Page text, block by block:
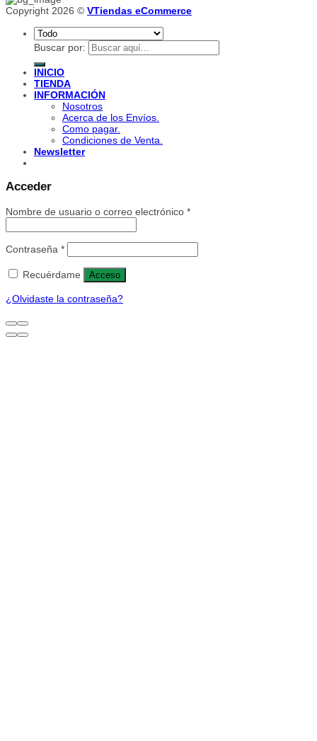
Copyright 2026 © VTiendas eCommerce
Buscar por:
INICIO
TIENDA
INFORMACIÓN
Nosotros
Acerca de los Envíos.
Como pagar.
Condiciones de Venta.
Newsletter
Acceder
Nombre de usuario o correo electrónico *
Contraseña *
Recuérdame Acceso
¿Olvidaste la contraseña?